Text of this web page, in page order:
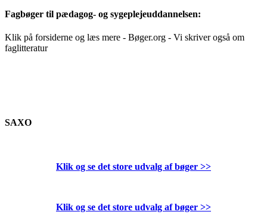
Fagbøger til pædagog- og sygeplejeuddannelsen:
Klik på forsiderne og læs mere - Bøger.org - Vi skriver også om
faglitteratur
SAXO
Klik og se det store udvalg af bøger >>
Klik og se det store udvalg af bøger >>